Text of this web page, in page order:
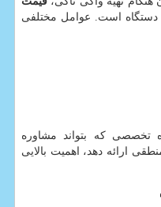
دستگاه است. عوامل مختلفی
تخصصی که بتواند مشاوره
ارائه دهد، اهمیت بالایی